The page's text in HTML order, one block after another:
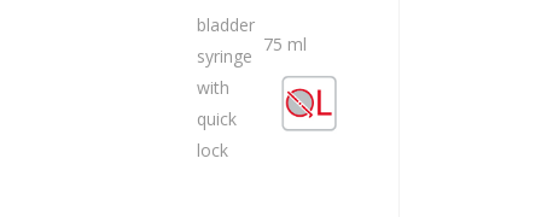
bladder
syringe
with
quick
lock
75 ml